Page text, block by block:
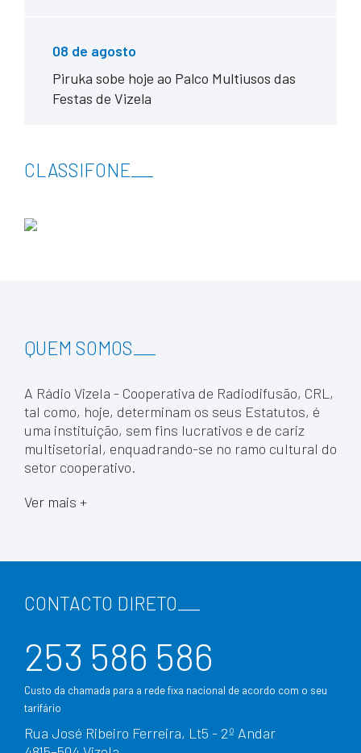
08 de agosto
Piruka sobe hoje ao Palco Multiusos das
Festas de Vizela
CLASSIFONE
QUEM SOMOS
A Rádio Vizela - Cooperativa de Radiodifusão, CRL,
tal como, hoje, determinam os seus Estatutos, é
uma instituição, sem fins lucrativos e de cariz
multisetorial, enquadrando-se no ramo cultural do
setor cooperativo.
Ver mais +
CONTACTO DIRETO
253 586 586
Custo da chamada para a rede fixa nacional de acordo com o seu
tarifário
Rua José Ribeiro Ferreira, Lt5 - 2º Andar